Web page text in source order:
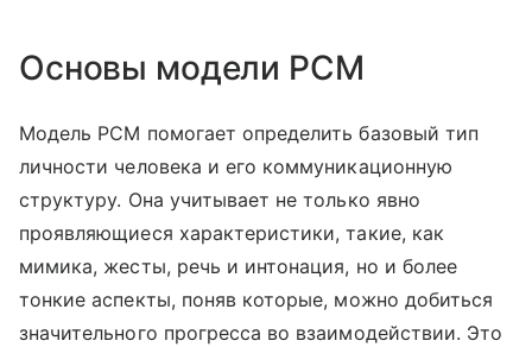
Основы модели PCM
Модель PCM помогает определить базовый тип
личности человека и его коммуникационную
структуру. Она учитывает не только явно
проявляющиеся характеристики, такие, как
мимика, жесты, речь и интонация, но и более
тонкие аспекты, поняв которые, можно добиться
значительного прогресса во взаимодействии. Это